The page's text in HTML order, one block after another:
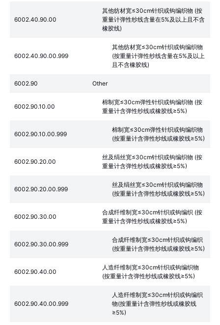
6002.40.90.00
其他纺材宽≤30cm针织或钩编织物 (按
重量计弹性纱线含量在5%及以上且不含
橡胶线)
6002.40.90.00.999
其他纺材宽≤30cm针织或钩编织物
(按重量计弹性纱线含量在5%及以上
且不含橡胶线)
6002.90 Other
6002.90.10.00
棉制宽≤30cm弹性针织或钩编织物 (按
重量计含弹性纱线或橡胶线≥5%)
6002.90.10.00.999
棉制宽≤30cm弹性针织或钩编织物
(按重量计含弹性纱线或橡胶线≥5%)
6002.90.20.00
丝及绢丝宽≤30cm针织或钩编织物 (按
重量计含弹性纱线或橡胶线≥5%)
6002.90.20.00.999
丝及绢丝宽≤30cm针织或钩编织物
(按重量计含弹性纱线或橡胶线≥5%)
6002.90.30.00
合成纤维制宽≤30cm针织或钩编织 (按
重量计含弹性纱线或橡胶线≥5%)
6002.90.30.00.999
合成纤维制宽≤30cm针织或钩编织
(按重量计含弹性纱线或橡胶线≥5%)
6002.90.40.00
人造纤维制宽≤30cm针织或钩编织物
(按重量计含弹性纱线或橡胶线≥5%)
6002.90.40.00.999
人造纤维制宽≤30cm针织或钩编织
物(按重量计含弹性纱线或橡胶线
≥5%)